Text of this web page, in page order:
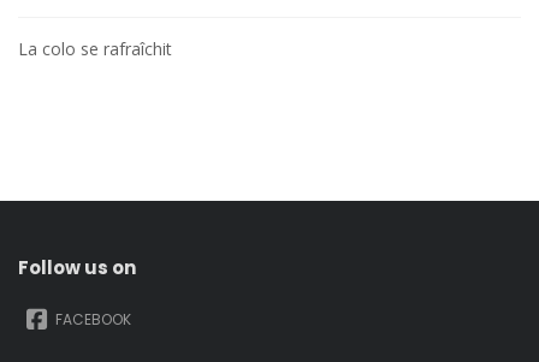
La colo se rafraîchit
Follow us on
FACEBOOK